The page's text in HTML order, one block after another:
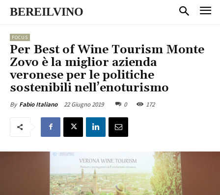
BEREILVINO
FOCUS
Per Best of Wine Tourism Monte
Zovo è la miglior azienda
veronese per le politiche
sostenibili nell’enoturismo
By Fabio Italiano 22 Giugno 2019 0 172